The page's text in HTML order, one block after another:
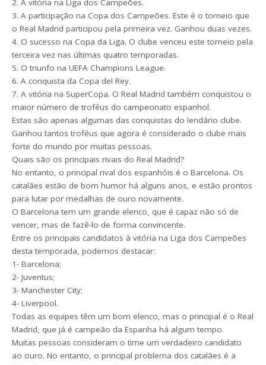
3. A participação na Copa dos Campeões. Este é o torneio que
o Real Madrid participou pela primeira vez. Ganhou duas vezes.
4. O sucesso na Copa da Liga. O clube venceu este torneio pela
terceira vez nas últimas quatro temporadas.
5. O triunfo na UEFA Champions League.
6. A conquista da Copa del Rey.
7. A vitória na SuperCopa. O Real Madrid também conquistou o
maior número de troféus do campeonato espanhol.
Estas são apenas algumas das conquistas do lendário clube.
Ganhou tantos troféus que agora é considerado o clube mais
forte do mundo por muitas pessoas.
Quais são os principais rivais do Real Madrid?
No entanto, o principal rival dos espanhóis é o Barcelona. Os
catalães estão de bom humor há alguns anos, e estão prontos
para lutar por medalhas de ouro novamente.
O Barcelona tem um grande elenco, que é capaz não só de
vencer, mas de fazê-lo de forma convincente.
Entre os principais candidatos à vitória na Liga dos Campeões
desta temporada, podemos destacar:
1- Barcelona;
2- Juventus;
3- Manchester City;
4- Liverpool.
Todas as equipes têm um bom elenco, mas o principal é o Real
Madrid, que já é campeão da Espanha há algum tempo.
Muitas pessoas consideram o time um verdadeiro candidato
ao ouro. No entanto, o principal problema dos catalães é a